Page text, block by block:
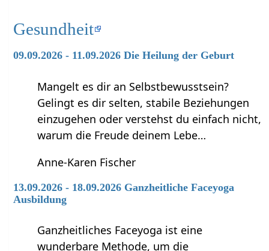
Gesundheit
09.09.2026 - 11.09.2026 Die Heilung der Geburt
Mangelt es dir an Selbstbewusstsein?
Gelingt es dir selten, stabile Beziehungen
einzugehen oder verstehst du einfach nicht,
warum die Freude deinem Lebe…
Anne-Karen Fischer
13.09.2026 - 18.09.2026 Ganzheitliche Faceyoga
Ausbildung
Ganzheitliches Faceyoga ist eine
wunderbare Methode, um die